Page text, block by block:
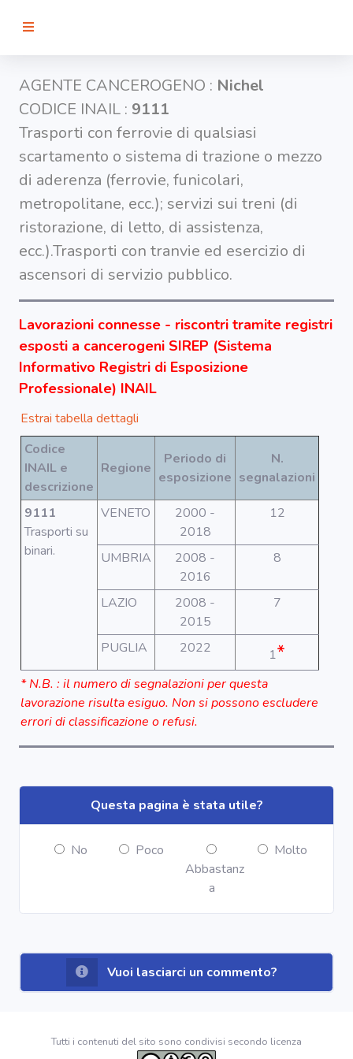
Agenti
Lavorazioni
bersaglio
Visualizza
Segnala dati
rilevati in
Home
AGENTE CANCEROGENO : Nichel
CODICE INAIL : 9111
Trasporti con ferrovie di qualsiasi
scartamento o sistema di trazione o mezzo
di aderenza (ferrovie, funicolari,
metropolitane, ecc.); servizi sui treni (di
ristorazione, di letto, di assistenza,
ecc.).Trasporti con tranvie ed esercizio di
ascensori di servizio pubblico.
Lavorazioni connesse - riscontri tramite registri
esposti a cancerogeni SIREP (Sistema
Informativo Registri di Esposizione
Professionale) INAIL
Estrai tabella dettagli
Codice
INAIL e
descrizione
Regione
Periodo di
esposizione
N.
segnalazioni
9111
Trasporti su
binari.
VENETO
2000 -
2018
12
UMBRIA
2008 -
2016
8
LAZIO
2008 -
2015
7
PUGLIA 2022 1*
* N.B. : il numero di segnalazioni per questa
lavorazione risulta esiguo. Non si possono escludere
errori di classificazione o refusi.
Questa pagina è stata utile?
No
Poco
Abbastanz
a
Molto
Vuoi lasciarci un commento?
Tutti i contenuti del sito sono condivisi secondo licenza